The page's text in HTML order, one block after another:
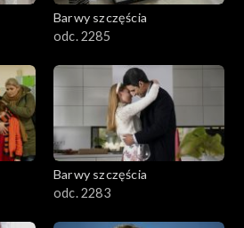
Barwy szczęścia
odc. 2285
Barwy szczęścia
odc. 2283